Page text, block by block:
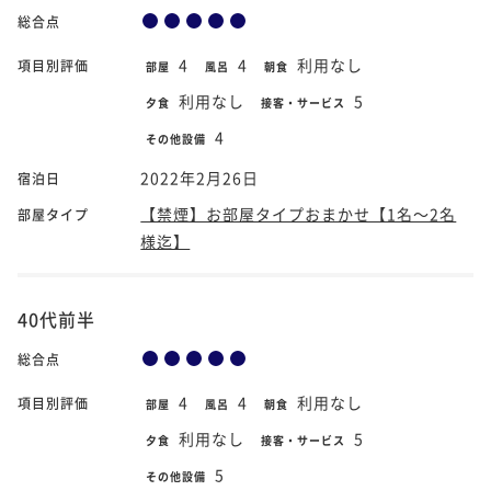
総合点
項目別評価 部屋 4 風呂 4 朝食 利用なし
夕食 利用なし 接客・サービス 5
その他設備 4
宿泊日 2022年2月26日
部屋タイプ
【禁煙】お部屋タイプおまかせ【1名～2名
様迄】
40代前半
総合点
項目別評価 部屋 4 風呂 4 朝食 利用なし
夕食 利用なし 接客・サービス 5
その他設備 5